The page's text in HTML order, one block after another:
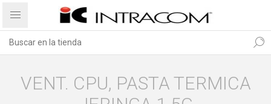
VENT. CPU, PASTA TERMICA